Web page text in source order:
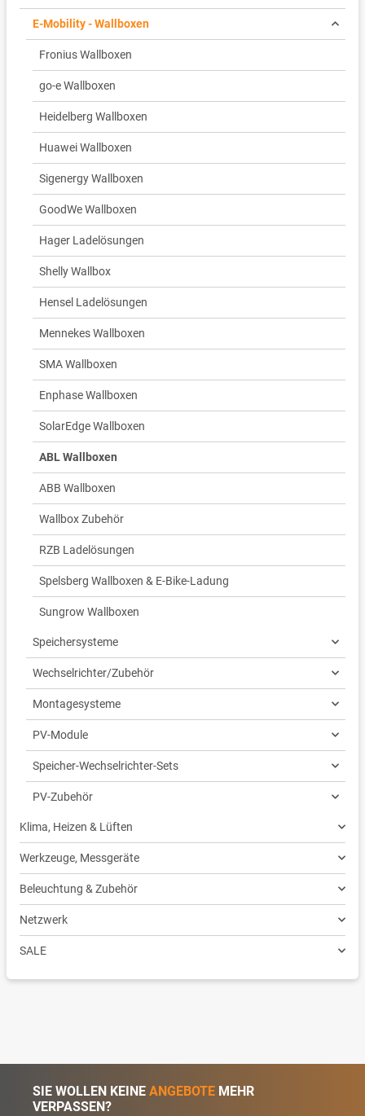
E-Mobility - Wallboxen
Fronius Wallboxen
go-e Wallboxen
Heidelberg Wallboxen
Huawei Wallboxen
Sigenergy Wallboxen
GoodWe Wallboxen
Hager Ladelösungen
Shelly Wallbox
Hensel Ladelösungen
Mennekes Wallboxen
SMA Wallboxen
Enphase Wallboxen
SolarEdge Wallboxen
ABL Wallboxen
ABB Wallboxen
Wallbox Zubehör
RZB Ladelösungen
Spelsberg Wallboxen & E-Bike-Ladung
Sungrow Wallboxen
Speichersysteme
Wechselrichter/Zubehör
Montagesysteme
PV-Module
Speicher-Wechselrichter-Sets
PV-Zubehör
Klima, Heizen & Lüften
Werkzeuge, Messgeräte
Beleuchtung & Zubehör
Netzwerk
SALE
SIE WOLLEN KEINE ANGEBOTE MEHR
VERPASSEN?